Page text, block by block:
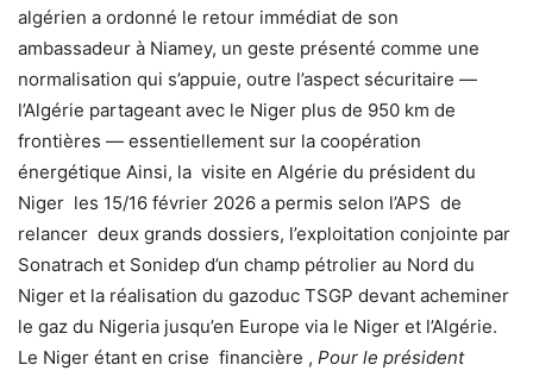
algérien a ordonné le retour immédiat de son
ambassadeur à Niamey, un geste présenté comme une
normalisation qui s’appuie, outre l’aspect sécuritaire —
l’Algérie partageant avec le Niger plus de 950 km de
frontières — essentiellement sur la coopération
énergétique Ainsi, la visite en Algérie du président du
Niger les 15/16 février 2026 a permis selon l’APS de
relancer deux grands dossiers, l’exploitation conjointe par
Sonatrach et Sonidep d’un champ pétrolier au Nord du
Niger et la réalisation du gazoduc TSGP devant acheminer
le gaz du Nigeria jusqu’en Europe via le Niger et l’Algérie.
Le Niger étant en crise financière , Pour le président